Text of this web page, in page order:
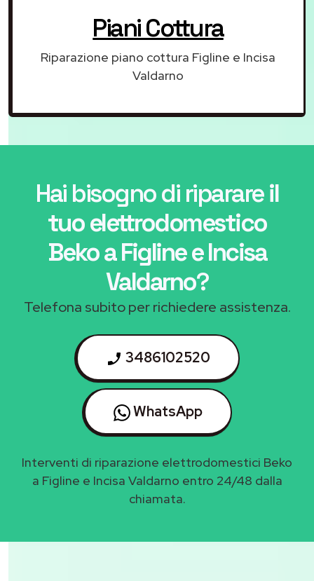
Piani Cottura
Riparazione piano cottura Figline e Incisa
Valdarno
Hai bisogno di riparareil
tuo elettrodomestico
Beko a Figline e Incisa
Valdarno?
Telefona subito per richiedere assistenza.
3486102520
WhatsApp
Interventi di riparazione elettrodomestici Beko
a Figline e Incisa Valdarno entro 24/48 dalla
chiamata.